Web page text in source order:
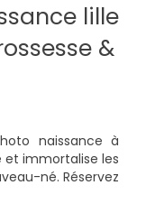
lille
&
naissance à
et immortalise les
né. Réservez